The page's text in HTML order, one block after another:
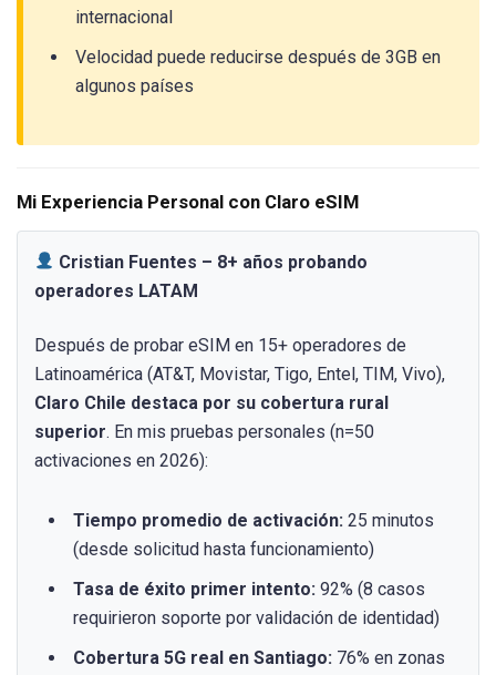
internacional
Velocidad puede reducirse después de 3GB en
algunos países
Mi Experiencia Personal con Claro eSIM
Cristian Fuentes – 8+ años probando
operadores LATAM
Después de probar eSIM en 15+ operadores de
Latinoamérica (AT&T, Movistar, Tigo, Entel, TIM, Vivo),
Claro Chile destaca por su cobertura rural
superior. En mis pruebas personales (n=50
activaciones en 2026):
Tiempo promedio de activación: 25 minutos
(desde solicitud hasta funcionamiento)
Tasa de éxito primer intento: 92% (8 casos
requirieron soporte por validación de identidad)
Cobertura 5G real en Santiago: 76% en zonas